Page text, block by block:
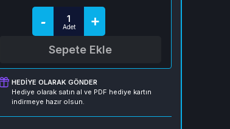
Sepete Ekle
HEDIYE OLARAK GÖNDER
Hediye olarak satın al ve PDF hediye kartın
indirmeye hazır olsun.